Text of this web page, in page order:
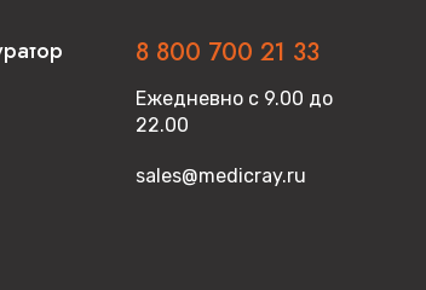
8 800 700 21 33
Ежедневно с 9.00 до
22.00
sales@medicray.ru